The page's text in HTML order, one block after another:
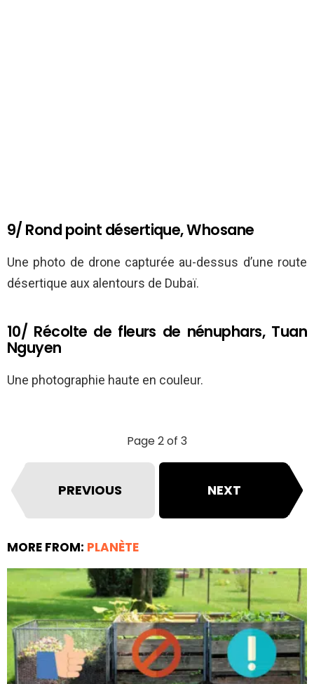
9/ Rond point désertique, Whosane
Une photo de drone capturée au-dessus d’une route
désertique aux alentours de Dubaï.
10/ Récolte de fleurs de nénuphars, Tuan
Nguyen
Une photographie haute en couleur.
Page 2 of 3
PREVIOUS NEXT
MORE FROM: PLANÈTE